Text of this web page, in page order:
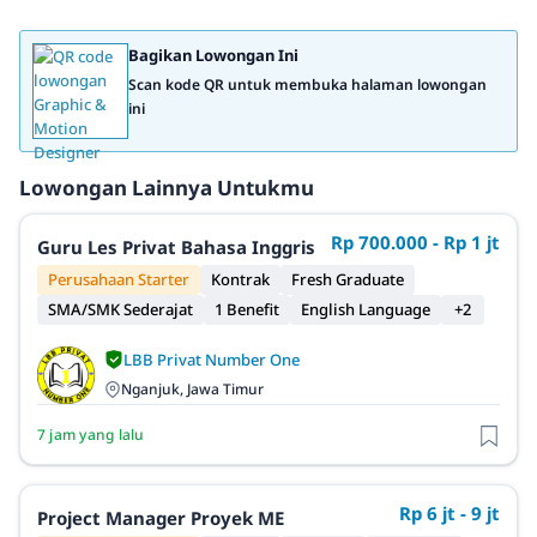
Bagikan Lowongan Ini
Scan kode QR untuk membuka halaman lowongan
ini
Lowongan Lainnya Untukmu
Guru Les Privat Bahasa Inggris Rp 700.000 - Rp 1 jt
Perusahaan Starter Kontrak
Fresh Graduate
SMA/SMK Sederajat
1 Benefit English Language +2
LBB Privat Number One
Nganjuk, Jawa Timur
7 jam yang lalu
Project Manager Proyek ME Rp 6 jt - 9 jt